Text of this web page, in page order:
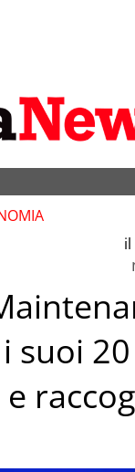
il
suoi 20